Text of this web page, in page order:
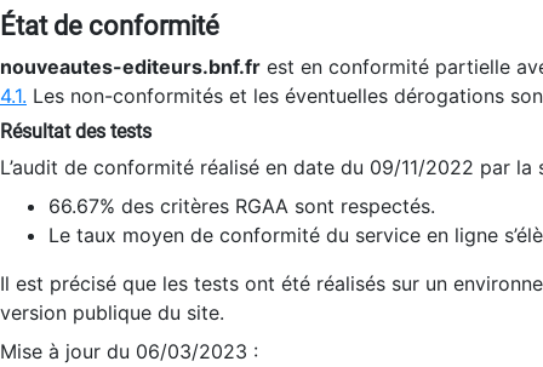
État de conformité
nouveautes-editeurs.bnf.fr est en conformité partielle
4.1. Les non-conformités et les éventuelles dérogations
Résultat des tests
L’audit de conformité réalisé en date du 09/11/2022 par
66.67% des critères RGAA sont respectés.
Le taux moyen de conformité du service en ligne
Il est précisé que les tests ont été réalisés sur un
version publique du site.
Mise à jour du 06/03/2023 :